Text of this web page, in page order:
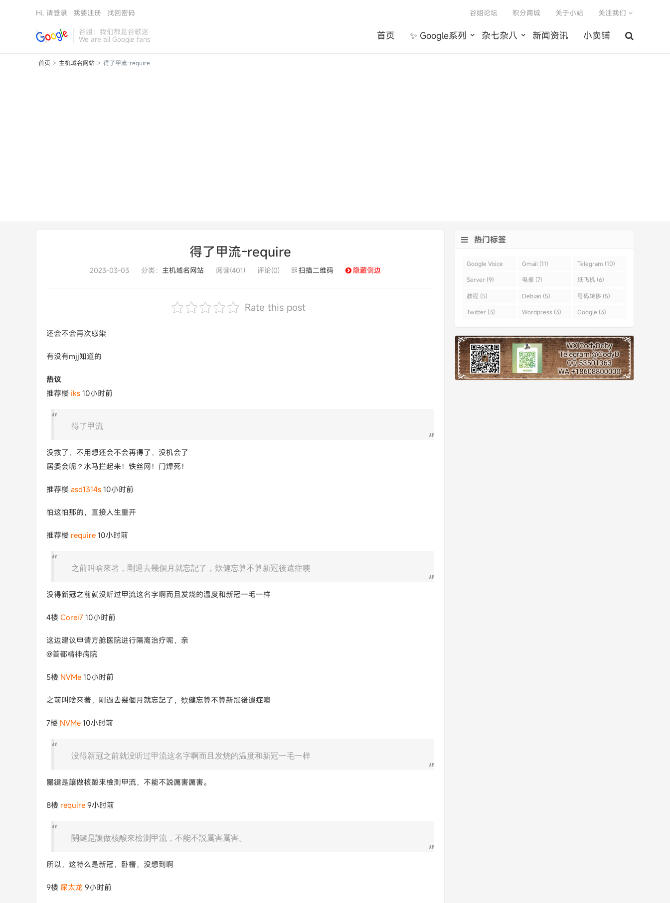
谷姐：我们都是谷歌迷
We are all Google fans 首页 ✨ Google系列 杂七杂八 新闻资讯 小卖铺
谷姐论坛 积分商城 关于小站 关注我们
Hi, 请登录 我要注册 找回密码
首页 > 主机域名网站 > 得了甲流-require
得了甲流-require
2023-03-03 分类： 主机域名网站 阅读(401) 评论(0) 扫描二维码 隐藏侧边
Rate this post
还会不会再次感染
有没有mjj知道的
热议
推荐楼 iks 10小时前
得了甲流
没救了，不用想还会不会再得了，没机会了
居委会呢？水马拦起来！铁丝网！门焊死！
推荐楼 asd1314s 10小时前
怕这怕那的，直接人生重开
推荐楼 require 10小时前
之前叫啥來著，剛過去幾個月就忘記了，欸健忘算不算新冠後遺症噢
没得新冠之前就没听过甲流这名字啊而且发烧的温度和新冠一毛一样
4楼 Corei7 10小时前
这边建议申请方舱医院进行隔离治疗呢，亲
@首都精神病院
5楼 NVMe 10小时前
之前叫啥來著，剛過去幾個月就忘記了，欸健忘算不算新冠後遺症噢
7楼 NVMe 10小时前
没得新冠之前就没听过甲流这名字啊而且发烧的温度和新冠一毛一样
關鍵是讓做核酸來檢測甲流，不能不説厲害厲害。
8楼 require 9小时前
關鍵是讓做核酸來檢測甲流，不能不説厲害厲害。
所以，这特么是新冠，卧槽，没想到啊
9楼 屎太龙 9小时前
热门标签
Google Voice
(43)
Gmail (11) Telegram (10)
Server (9) 电报 (7) 纸飞机 (6)
教程 (5) Debian (5) 号码转移 (5)
Twitter (3) Wordpress (3) Google (3)